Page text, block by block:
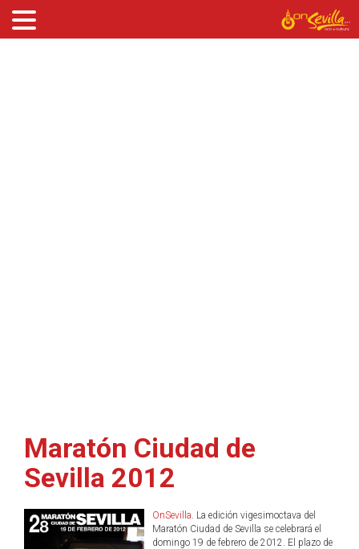
Maratón Ciudad de
Sevilla 2012
OnSevilla. La edición vigesimoctava del
Maratón Ciudad de Sevilla se celebrará el
domingo 19 de febrero de 2012. El plazo de